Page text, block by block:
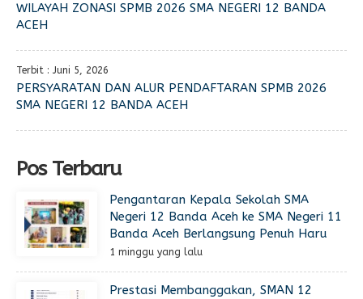
WILAYAH ZONASI SPMB 2026 SMA NEGERI 12 BANDA
ACEH
Terbit : Juni 5, 2026
PERSYARATAN DAN ALUR PENDAFTARAN SPMB 2026
SMA NEGERI 12 BANDA ACEH
Pos Terbaru
Pengantaran Kepala Sekolah SMA
Negeri 12 Banda Aceh ke SMA Negeri 11
Banda Aceh Berlangsung Penuh Haru
1 minggu yang lalu
Prestasi Membanggakan, SMAN 12